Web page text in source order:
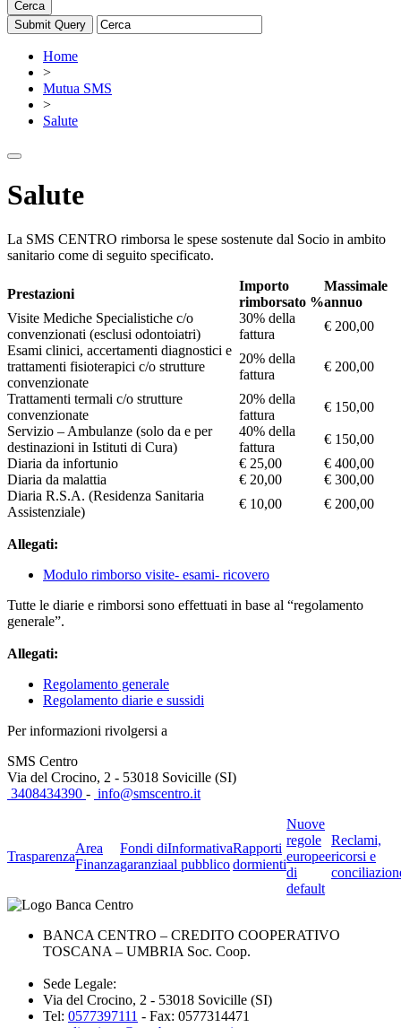
Cerca
Home
>
Mutua SMS
>
Salute
Salute
La SMS CENTRO rimborsa le spese sostenute dal Socio in ambito
sanitario come di seguito specificato.
Prestazioni
Importo
rimborsato %
Massimale
annuo
Visite Mediche Specialistiche c/o
convenzionati (esclusi odontoiatri)
30% della
fattura
€ 200,00
Esami clinici, accertamenti diagnostici e
trattamenti fisioterapici c/o strutture
convenzionate
20% della
fattura
€ 200,00
Trattamenti termali c/o strutture
convenzionate
20% della
fattura
€ 150,00
Servizio – Ambulanze (solo da e per
destinazioni in Istituti di Cura)
40% della
fattura
€ 150,00
Diaria da infortunio
€ 25,00
€ 400,00
Diaria da malattia
€ 20,00
€ 300,00
Diaria R.S.A. (Residenza Sanitaria
Assistenziale)
€ 10,00 € 200,00
Allegati:
Modulo rimborso visite- esami- ricovero
Tutte le diarie e rimborsi sono effettuati in base al “regolamento
generale”.
Allegati:
Regolamento generale
Regolamento diarie e sussidi
Per informazioni rivolgersi a
SMS Centro
Via del Crocino, 2 - 53018 Sovicille (SI)
3408434390 - info@smscentro.it
Trasparenza
Area
Finanza
Fondi di
garanzia
Informativa
al pubblico
Rapporti
dormienti
Nuove
regole
europee
di
default
Reclami,
ricorsi e
BANCA CENTRO – CREDITO COOPERATIVO
TOSCANA – UMBRIA Soc. Coop.
Sede Legale:
Via del Crocino, 2 - 53018 Sovicille (SI)
Tel: 0577397111 - Fax: 0577314471